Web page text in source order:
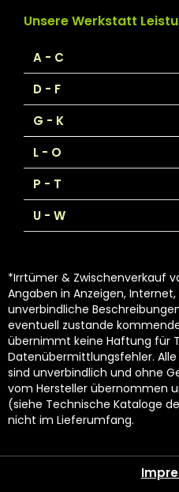
Unsere Werkstatt
A - C
D - F
G - K
L - O
P - T
U - W
*Irrtümer & Zwischenverkauf
Angaben in Anzeigen,
unverbindliche
eventuell zustande
übernimmt keine Haftung für
Datenübermittlungsfehler.
sind unverbindlich und ohne
vom Hersteller übernommen
(siehe Technische Kataloge
nicht im Lieferumfang.